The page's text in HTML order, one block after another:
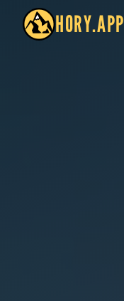
HORY.APP